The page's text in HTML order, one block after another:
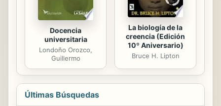
Docencia
universitaria
Londoño Orozco,
Guillermo
La biología de la
creencia (Edición
10º Aniversario)
Bruce H. Lipton
Últimas Búsquedas